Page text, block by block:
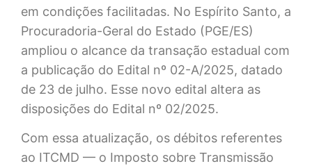
em condições facilitadas. No Espírito Santo, a
Procuradoria-Geral do Estado (PGE/ES)
ampliou o alcance da transação estadual com
a publicação do Edital nº 02-A/2025, datado
de 23 de julho. Esse novo edital altera as
disposições do Edital nº 02/2025.
Com essa atualização, os débitos referentes
ao ITCMD — o Imposto sobre Transmissão